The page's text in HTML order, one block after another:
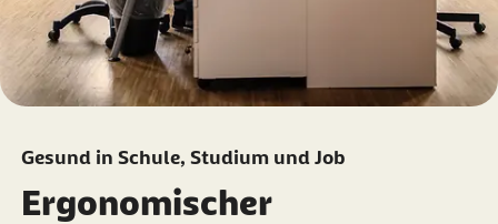
Gesund in Schule, Studium und Job
Ergonomischer